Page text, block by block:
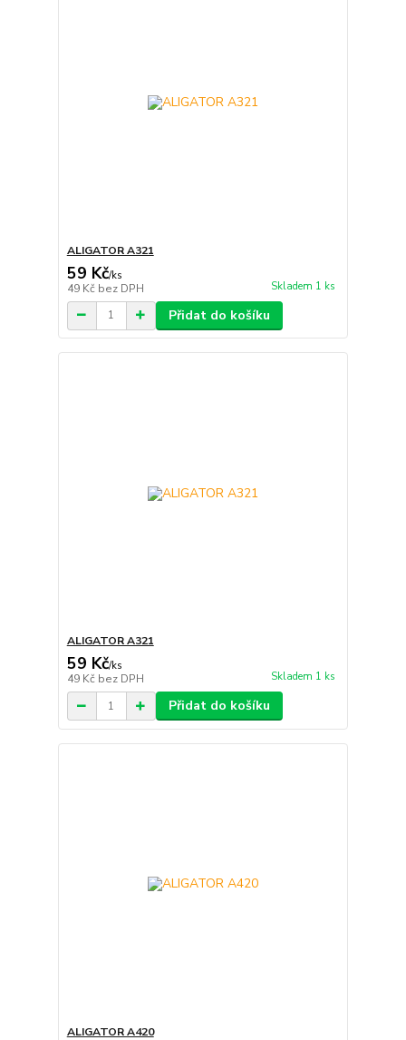
ALIGATOR A321
59 Kč/ks
49 Kč bez DPH Skladem 1 ks
Přidat do košíku
ALIGATOR A321
59 Kč/ks
49 Kč bez DPH Skladem 1 ks
Přidat do košíku
ALIGATOR A420